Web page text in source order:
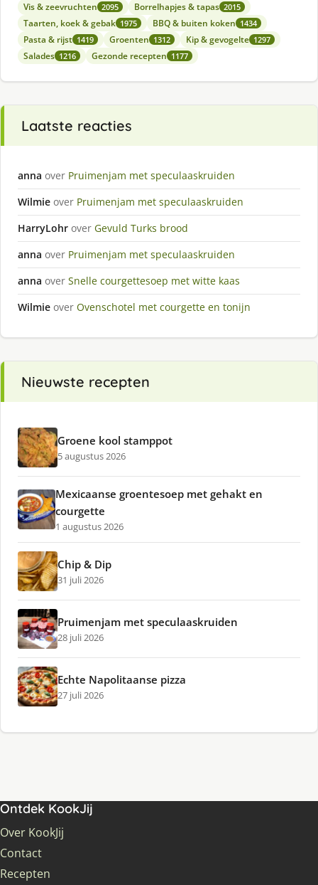
Vis & zeevruchten 2095 Borrelhapjes & tapas 2015
Taarten, koek & gebak 1975 BBQ & buiten koken 1434
Pasta & rijst 1419 Groenten 1312 Kip & gevogelte 1297
Salades 1216 Gezonde recepten 1177
Laatste reacties
anna over Pruimenjam met speculaaskruiden
Wilmie over Pruimenjam met speculaaskruiden
HarryLohr over Gevuld Turks brood
anna over Pruimenjam met speculaaskruiden
anna over Snelle courgettesoep met witte kaas
Wilmie over Ovenschotel met courgette en tonijn
Nieuwste recepten
Groene kool stamppot
5 augustus 2026
Mexicaanse groentesoep met gehakt en
courgette
1 augustus 2026
Chip & Dip
31 juli 2026
Pruimenjam met speculaaskruiden
28 juli 2026
Echte Napolitaanse pizza
27 juli 2026
Ontdek KookJij
Over KookJij
Contact
Recepten